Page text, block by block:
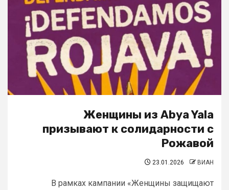
Женщины из Abya Yala
призывают к солидарности с
Рожавой
23.01.2026 ВИАН
В рамках кампании «Женщины защищают